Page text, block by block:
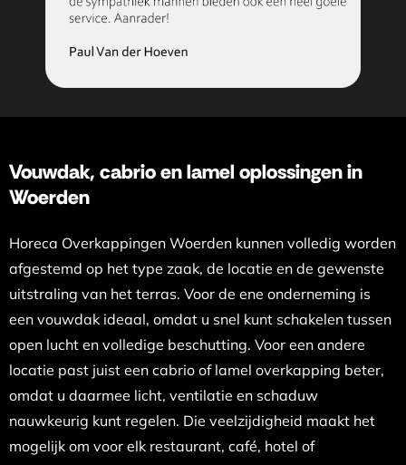
Vouwdak, cabrio en lamel oplossingen in
Woerden
Horeca Overkappingen Woerden kunnen volledig worden
afgestemd op het type zaak, de locatie en de gewenste
uitstraling van het terras. Voor de ene onderneming is
een vouwdak ideaal, omdat u snel kunt schakelen tussen
open lucht en volledige beschutting. Voor een andere
locatie past juist een cabrio of lamel overkapping beter,
omdat u daarmee licht, ventilatie en schaduw
nauwkeurig kunt regelen. Die veelzijdigheid maakt het
mogelijk om voor elk restaurant, café, hotel of